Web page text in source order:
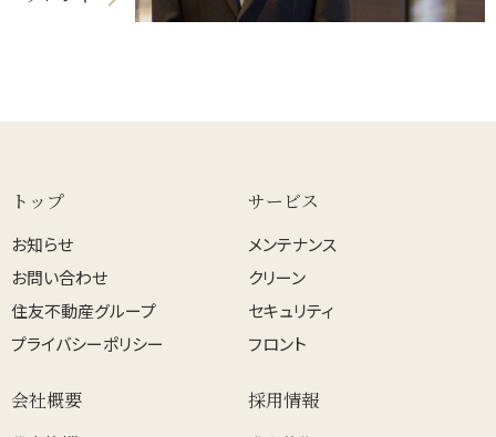
トップ
お知らせ
お問い合わせ
住友不動産グループ
プライバシーポリシー
サービス
メンテナンス
クリーン
セキュリティ
フロント
会社概要 採用情報